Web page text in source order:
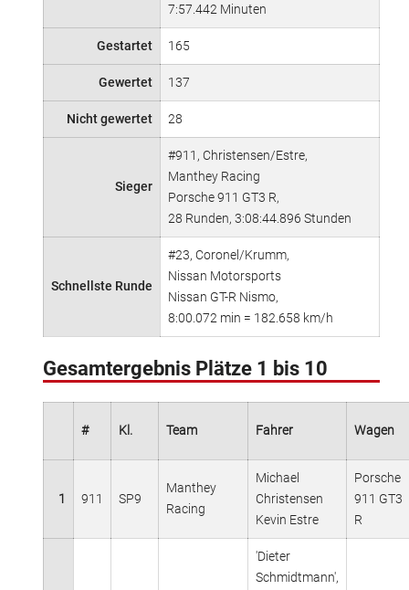
7:57.442 Minuten
Gestartet 165
Gewertet 137
Nicht gewertet 28
Sieger
#911, Christensen/Estre,
Manthey Racing
Porsche 911 GT3 R,
28 Runden, 3:08:44.896 Stunden
Schnellste Runde
#23, Coronel/Krumm,
Nissan Motorsports
Nissan GT-R Nismo,
8:00.072 min = 182.658 km/h
Gesamtergebnis Plätze 1 bis 10
# Kl. Team Fahrer Wagen
1 911 SP9
Manthey
Racing
Michael
Christensen
Kevin Estre
Porsche
911 GT3
R
'Dieter
Schmidtmann',